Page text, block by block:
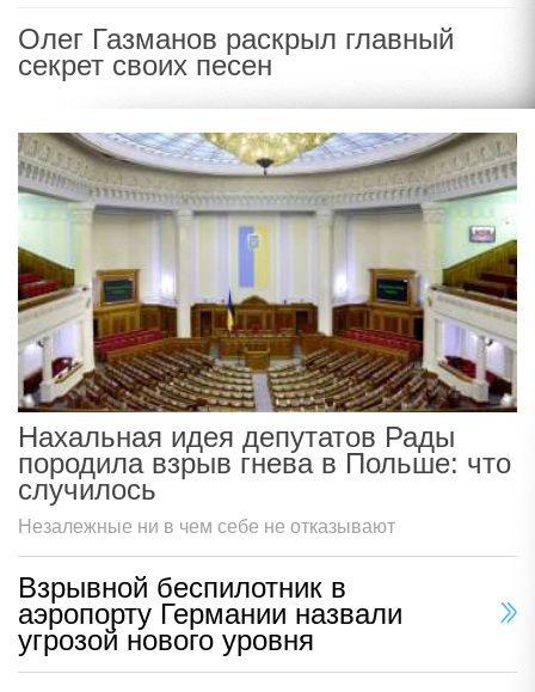
Олег Газманов раскрыл главный
секрет своих песен
Нахальная идея депутатов Рады
породила взрыв гнева в Польше: что
случилось
Незалежные ни в чем себе не отказывают
Взрывной беспилотник в
аэропорту Германии назвали
угрозой нового уровня